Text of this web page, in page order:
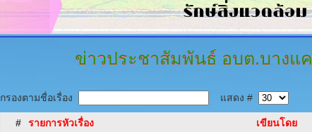
ข่าวประชาสัมพันธ์ อบต.บางแค
กรองตามชื่อเรื่อง แสดง #
# รายการหัวเรื่อง เขียนโดย